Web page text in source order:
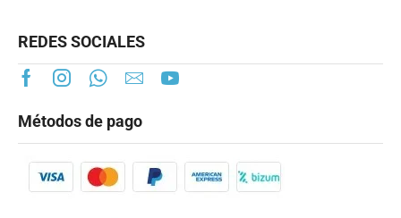
REDES SOCIALES
Métodos de pago